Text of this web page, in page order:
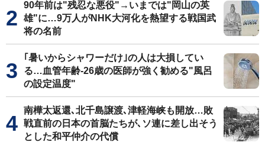
90年前は"残忍な悪役"→いまでは"岡山の英
雄"に…9万人がNHK大河化を熱望する戦国武
将の名前
｢暑いからシャワーだけ｣の人は大損してい
る…血管年齢-26歳の医師が強く勧める"風呂
の設定温度"
南樺太返還､北千島譲渡､津軽海峡も開放…敗
戦直前の日本の首脳たちが､ソ連に差し出そう
とした和平仲介の代償